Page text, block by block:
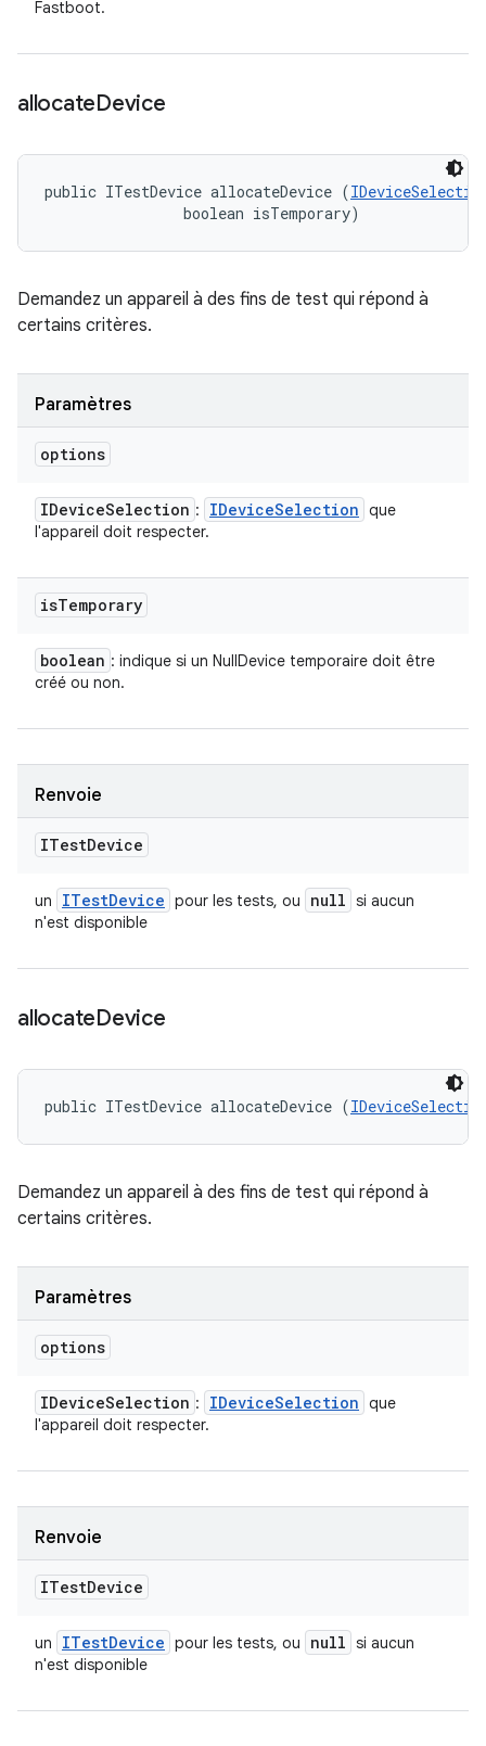
Fastboot.
allocateDevice
public ITestDevice allocateDevice (
                boolean isTemporary)
Demandez un appareil à des fins de test qui répond à
certains critères.
Paramètres
options
IDeviceSelection : IDeviceSelection que
l'appareil doit respecter.
isTemporary
boolean : indique si un NullDevice temporaire doit être
créé ou non.
Renvoie
ITestDevice
un ITestDevice pour les tests, ou null si aucun
n'est disponible
allocateDevice
public ITestDevice allocateDevice (
Demandez un appareil à des fins de test qui répond à
certains critères.
Paramètres
options
IDeviceSelection : IDeviceSelection que
l'appareil doit respecter.
Renvoie
ITestDevice
un ITestDevice pour les tests, ou null si aucun
n'est disponible